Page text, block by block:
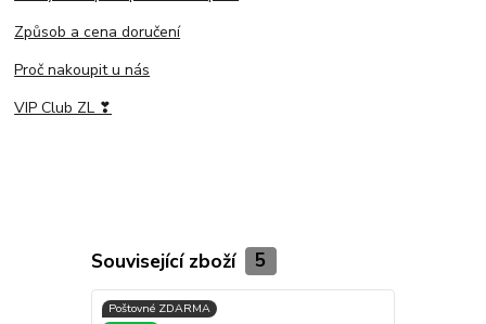
Způsob a cena doručení
Proč nakoupit u nás
VIP Club ZL ❣
Související zboží 5